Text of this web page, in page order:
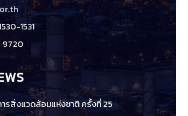
1531
9720
ารสิ่งแวดล้อมแห่งชาติ ครั้งที่ 25